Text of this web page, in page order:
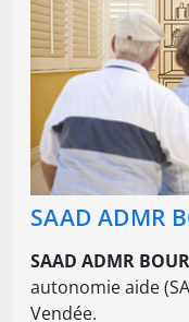
SAAD ADMR
SAAD ADMR
autonomie aide
Vendée.